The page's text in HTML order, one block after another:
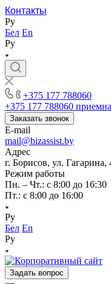
Контакты
Ру
Бел En
Ру
+375 177 788060
+375 177 788060
Заказать звонок
E-mail
mail@bizassist.by
Адрес
г. Борисов, ул. Гагарина,
Режим работы
Пн. – Чт.: с 8:00 до 16:30
Пт.: с 8:00 до 16:00
Ру
Бел En
Ру
Задать вопрос